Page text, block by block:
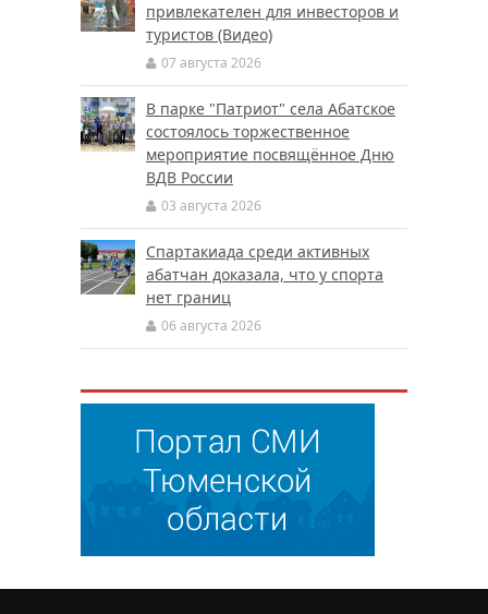
привлекателен для инвесторов и
туристов (Видео)
07 августа 2026
В парке "Патриот" села Абатское
состоялось торжественное
мероприятие посвящённое Дню
ВДВ России
03 августа 2026
Спартакиада среди активных
абатчан доказала, что у спорта
нет границ
06 августа 2026